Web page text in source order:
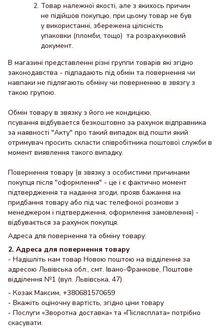
Товар належної якості, але з якихось причин
не підійшов покупцю, при цьому товар не був
у використанні, збережена цілісність
упаковки (пломби, тощо) та розрахунковий
документ.
В магазині представленні різні группи товарів які згідно
законодавства - підпадають під обмін та повернення чи
навпаки не підлягають обміну чи поверненню в звязгу з
такою групою.
Обмін товару в звязку з його не кондицією,
псування відбувается безкоштовно за рахунок відправника
за наявності "Акту" про такий випадок від пошти який
отримувач просить скласти співробітника поштової служби в
момент виявлення такого випадку.
Повернення товару (в звязку з особистими причинами
покупця після "оформлення" - це і є фактично момент
підтвердження та надання згоди, прояв бажання на
придбання товару або під час телефоної розмови з
менеджером і підтвердження, оформлення замовлення) -
відбувається за рахунок покупця.
Адреса для повернення та обміну товару:
2. Адреса для повернення товару
- Надішліть нам товар Новою поштою на відділення за
адресою Львівська обл., смт. Івано-Франкове, Поштове
відділення №1 (вул. Львівська, 47)
- Козак Максим, +380681570659
- Вкажіть оціночну вартість, згідно ціни товару
- Послуги «Зворотна доставка» та «Післясплата» потрібно
скасувати.